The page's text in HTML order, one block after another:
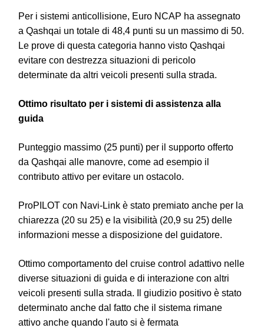
Per i sistemi anticollisione, Euro NCAP ha assegnato
a Qashqai un totale di 48,4 punti su un massimo di 50.
Le prove di questa categoria hanno visto Qashqai
evitare con destrezza situazioni di pericolo
determinate da altri veicoli presenti sulla strada.
Ottimo risultato per i sistemi di assistenza alla
guida
Punteggio massimo (25 punti) per il supporto offerto
da Qashqai alle manovre, come ad esempio il
contributo attivo per evitare un ostacolo.
ProPILOT con Navi-Link è stato premiato anche per la
chiarezza (20 su 25) e la visibilità (20,9 su 25) delle
informazioni messe a disposizione del guidatore.
Ottimo comportamento del cruise control adattivo nelle
diverse situazioni di guida e di interazione con altri
veicoli presenti sulla strada. Il giudizio positivo è stato
determinato anche dal fatto che il sistema rimane
attivo anche quando l'auto si è fermata